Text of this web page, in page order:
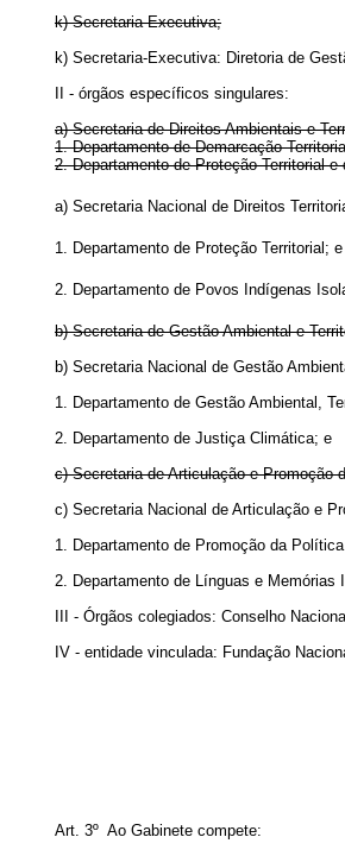
k) Secretaria-Executiva;
k) Secretaria-Executiva: Diretoria de
II - órgãos específicos singulares:
a) Secretaria de Direitos Ambientais e
1. Departamento de Demarcação
2. Departamento de Proteção Territorial
a) Secretaria Nacional de Direitos
1. Departamento de Proteção Territorial;
2. Departamento de Povos Indígenas
b) Secretaria de Gestão Ambiental e
b) Secretaria Nacional de Gestão
1. Departamento de Gestão Ambiental,
2. Departamento de Justiça Climática; e
c) Secretaria de Articulação e Promoção
c) Secretaria Nacional de Articulação e
1. Departamento de Promoção da
2. Departamento de Línguas e Memórias
III - Órgãos colegiados: Conselho
IV - entidade vinculada: Fundação
Art. 3º Ao Gabinete compete: